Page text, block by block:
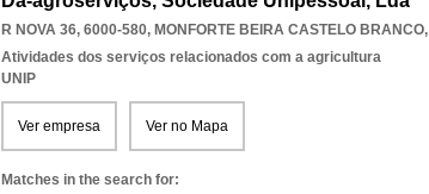
R NOVA 36, 6000-580, MONFORTE BEIRA CASTELO BRANCO,
Atividades dos serviços relacionados com a agricultura
UNIP
Ver empresa Ver no Mapa
Matches in the search for: